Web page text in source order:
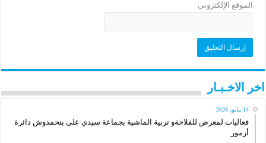
الموقع الإلكتروني
اخر الاخـبـار
14 مايو، 2026
فعاليات لمعرض للفلاحةو تربية الماشية بجماعة سيدي علي بنحمدوش دائرة
أزمور